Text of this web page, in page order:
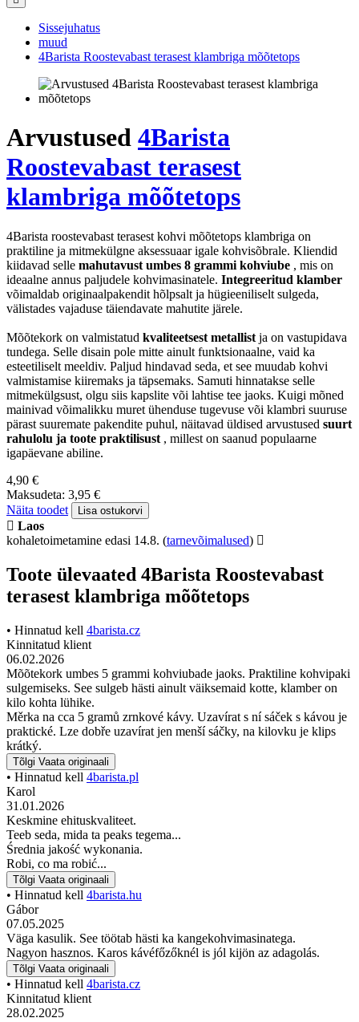
Sissejuhatus
muud
4Barista Roostevabast terasest klambriga mõõtetops
Arvustused 4Barista
Roostevabast terasest
klambriga mõõtetops
4Barista roostevabast terasest kohvi mõõtetops klambriga on
praktiline ja mitmekülgne aksessuaar igale kohvisõbrale. Kliendid
kiidavad selle mahutavust umbes 8 grammi kohviube , mis on
ideaalne annus paljudele kohvimasinatele. Integreeritud klamber
võimaldab originaalpakendit hõlpsalt ja hügieeniliselt sulgeda,
välistades vajaduse täiendavate mahutite järele.
Mõõtekork on valmistatud kvaliteetsest metallist ja on vastupidava
tundega. Selle disain pole mitte ainult funktsionaalne, vaid ka
esteetiliselt meeldiv. Paljud hindavad seda, et see muudab kohvi
valmistamise kiiremaks ja täpsemaks. Samuti hinnatakse selle
mitmekülgsust, olgu siis kapslite või lahtise tee jaoks. Kuigi mõned
mainivad võimalikku muret ühenduse tugevuse või klambri suuruse
pärast suuremate pakendite puhul, näitavad üldised arvustused suurt
rahulolu ja toote praktilisust , millest on saanud populaarne
igapäevane abiline.
4,90 €
Maksudeta: 3,95 €
Näita toodet
Lisa ostukorvi
Laos
kohaletoimetamine edasi 14.8. (tarnevõimalused)
Toote ülevaated 4Barista Roostevabast
terasest klambriga mõõtetops
• Hinnatud kell 4barista.cz
Kinnitatud klient
06.02.2026
Mõõtekork umbes 5 grammi kohviubade jaoks. Praktiline kohvipaki
sulgemiseks. See sulgeb hästi ainult väiksemaid kotte, klamber on
kilo kohta lühike.
Měrka na cca 5 gramů zrnkové kávy. Uzavírat s ní sáček s kávou je
praktické. Lze dobře uzavírat jen menší sáčky, na kilovku je klips
krátký.
Tõlgi Vaata originaali
• Hinnatud kell 4barista.pl
Karol
31.01.2026
Keskmine ehituskvaliteet.
Teeb seda, mida ta peaks tegema...
Średnia jakość wykonania.
Robi, co ma robić...
Tõlgi Vaata originaali
• Hinnatud kell 4barista.hu
Gábor
07.05.2025
Väga kasulik. See töötab hästi ka kangekohvimasinatega.
Nagyon hasznos. Karos kávéfőzőknél is jól kijön az adagolás.
Tõlgi Vaata originaali
• Hinnatud kell 4barista.cz
Kinnitatud klient
28.02.2025